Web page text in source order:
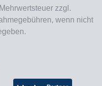
zzgl.
wenn nicht